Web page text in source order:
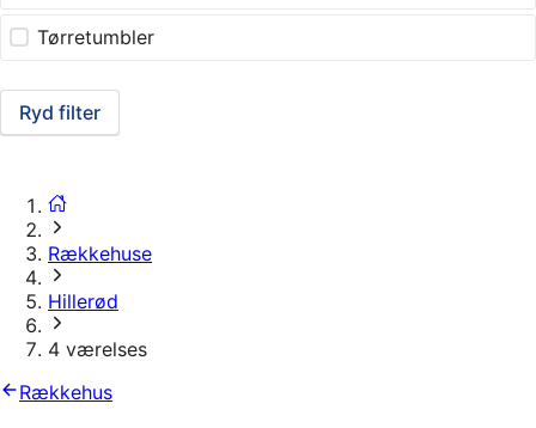
Tørretumbler
Ryd filter
Rækkehuse
Hillerød
4 værelses
Rækkehus